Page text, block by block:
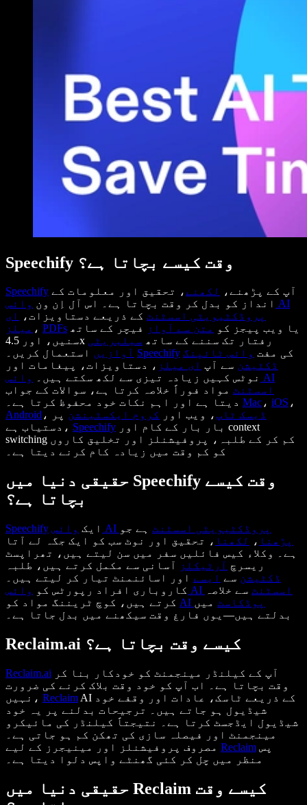
Speechify وقت کیسے بچاتا ہے؟
Speechify آپ کے پڑھنے، لکھنے، تحقیق اور معلومات کے
انداز کو بدل کر وقت بچاتا ہے۔ اس آل اِن ون وائس AI
پروڈکٹیویٹی اسسٹنٹ کے ذریعے دستاویزات،
ای
میلز ، PDFs یا ویب پیجز کو متن سے آواز
فیچر کے ساتھ
سنیں، اور 4.5x رفتار تک سننے کے ساتھ سیلبریٹی
آوازیں Speechify کی مفت وائس ٹائپنگ
ڈکٹیشن سے آپ ای میلز ، دستاویزات، پیغامات اور
نوٹس کہیں زیادہ تیزی سے لکھ سکتے ہیں۔ وائس AI
اسسٹنٹ مواد فوراً خلاصہ کرتا ہے، سوالات کے جواب
Mac ، iOS ،
Android ، ڈیسک ٹاپ، ویب اور کروم ایکسٹینشن پر
دستیاب ہے، Speechify
switching کم کر کے طلبہ، پروفیشنلز اور تخلیق کاروں
کو کم وقت میں زیادہ کام کرنے دیتا ہے۔
حقیقی دنیا میں Speechify وقت کیسے
Speechify ایک وائس AI پروڈکٹیویٹی اسسٹنٹ ہے جو
پڑھنا ، لکھنا ، تحقیق اور نوٹ سب کو ایک جگہ لے آتا
ہے۔ وکلاء کیس فائلیں سفر میں سن لیتے ہیں، تھراپسٹ
ریسرچ آرٹیکلز
آسانی سے مکمل کرتے ہیں، طلبہ
ڈکٹیشن سے ایسے اور اسائنمنٹ تیار کر لیتے ہیں۔
کاروباری افراد رپورٹس کو
وائس AI اسسٹنٹ سے خلاصہ
AI پوڈکاسٹ میں
بدلتے ہیں—یوں فارغ وقت سیکھنے میں بدل جاتا ہے۔
Reclaim.ai کیسے وقت بچاتا ہے؟
Reclaim.ai
وقت بچاتا ہے۔ اب آپ کو خود وقت بلاک کرنے کی ضرورت
نہیں، Reclaim AI کے ذریعے ٹاسک، عادات اور وقفے خود
شیڈیول ہو جاتے ہیں۔ ترجیحات بدلنے پر یہ خود
شیڈیول ایڈجسٹ کرتا ہے۔ نتیجتاً کیلنڈر کی مائیکرو
مینجمنٹ اور فیصلہ سازی کی تھکن کم ہو جاتی ہے۔
Reclaim
منظر میں چل کر کئی گھنٹے واپس دلوا دیتا ہے۔
حقیقی دنیا میں Reclaim کیسے وقت